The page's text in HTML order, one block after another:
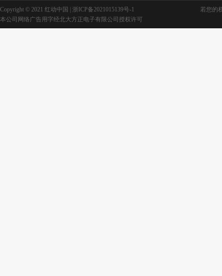
Copyright © 2021 红动中国 | 浙ICP备2021015139号-1
若您的
本公司网络广告用字经北大方正电子有限公司授权许可